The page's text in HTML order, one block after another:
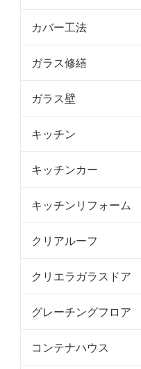
カバー工法
ガラス修繕
ガラス壁
キッチン
キッチンカー
キッチンリフォーム
クリアルーフ
クリエラガラスドア
グレーチングフロア
コンテナハウス